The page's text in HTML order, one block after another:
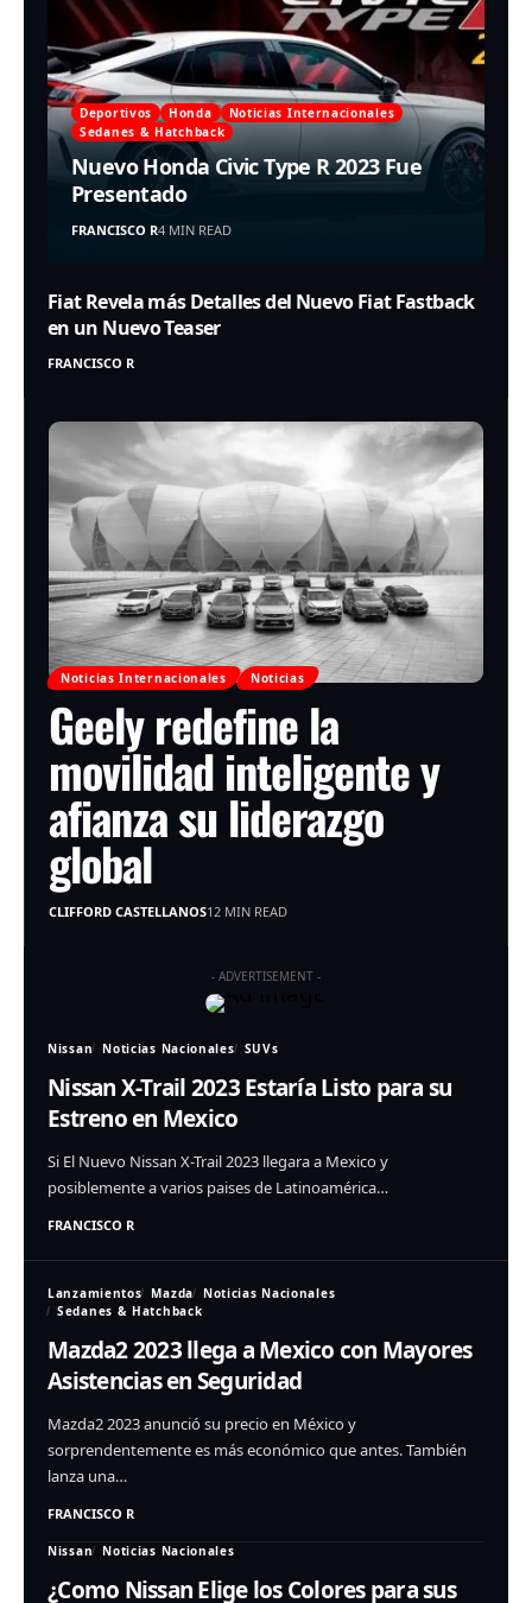
Deportivos Honda
Noticias Internacionales
Sedanes & Hatchback
Nuevo Honda Civic Type R 2023 Fue
Presentado
FRANCISCO R4 MIN READ
Fiat Revela más Detalles del Nuevo Fiat Fastback
en un Nuevo Teaser
FRANCISCO R
Noticias Internacionales Noticias
Geely redefine la
movilidad inteligente y
afianza su liderazgo
global
CLIFFORD CASTELLANOS12 MIN READ
- ADVERTISEMENT -
Nissan Noticias Nacionales SUVs
Nissan X-Trail 2023 Estaría Listo para su
Estreno en Mexico
Si El Nuevo Nissan X-Trail 2023 llegara a Mexico y
posiblemente a varios paises de Latinoamérica…
FRANCISCO R
Lanzamientos Mazda
Noticias Nacionales
Sedanes & Hatchback
Mazda2 2023 llega a Mexico con Mayores
Asistencias en Seguridad
Mazda2 2023 anunció su precio en México y
sorprendentemente es más económico que antes. También
lanza una…
FRANCISCO R
Nissan Noticias Nacionales
¿Como Nissan Elige los Colores para sus